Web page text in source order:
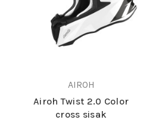
AIROH
Airoh Twist 2.0 Color
cross sisak